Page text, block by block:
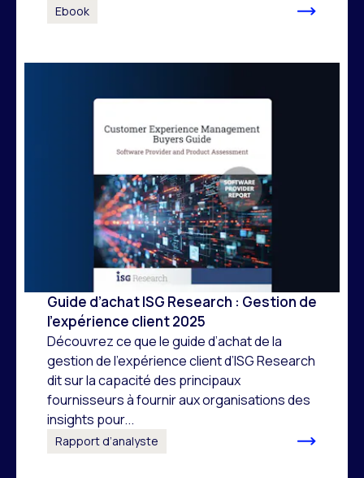
Ebook
Guide d’achat ISG Research : Gestion de
l’expérience client 2025
Découvrez ce que le guide d’achat de la
gestion de l’expérience client d’ISG Research
dit sur la capacité des principaux
fournisseurs à fournir aux organisations des
insights pour...
Rapport d’analyste